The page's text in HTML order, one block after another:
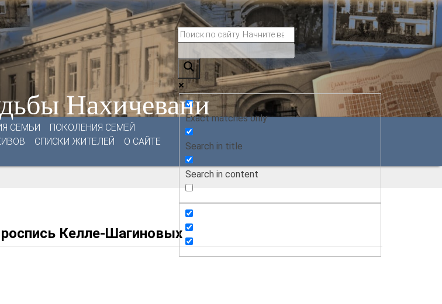
Нахичевани
СЕМЬИ
ПОКОЛЕНИЯ СЕМЕЙ
СПИСКИ ЖИТЕЛЕЙ
О САЙТЕ
Exact matches only
Search in title
Search in content
Келле-Шагиновых